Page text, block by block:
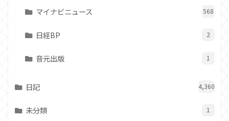
マイナビニュース 568
日経BP 2
音元出版 1
日記 4,360
未分類 1